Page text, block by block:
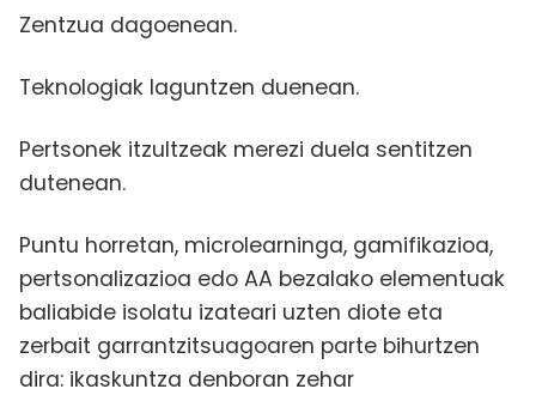
Zentzua dagoenean.
Teknologiak laguntzen duenean.
Pertsonek itzultzeak merezi duela sentitzen
dutenean.
Puntu horretan, microlearninga, gamifikazioa,
pertsonalizazioa edo AA bezalako elementuak
baliabide isolatu izateari uzten diote eta
zerbait garrantzitsuagoaren parte bihurtzen
dira: ikaskuntza denboran zehar